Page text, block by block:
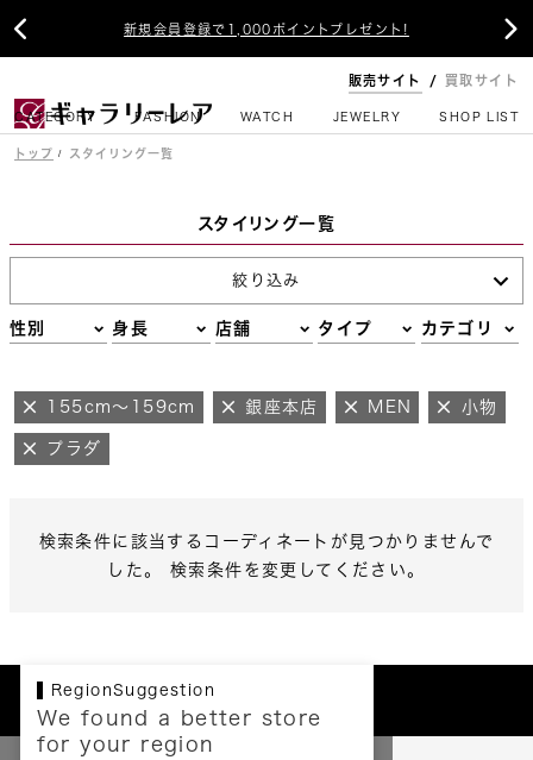
新規会員登録で1,000ポイントプレゼント!
 
販売サイト 買取サイト
CATEGORY FASHION WATCH JEWELRY SHOP LIST
トップ スタイリング一覧
スタイリング一覧
絞り込み
性別 身長 店舗 タイプ カテゴリ
155cm～159cm 銀座本店 MEN 小物
プラダ
検索条件に該当するコーディネートが見つかりませんで
した。 検索条件を変更してください。
RegionSuggestion
We found a better store
for your region